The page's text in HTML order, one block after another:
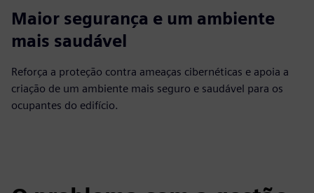
Maior segurança e um ambiente
mais saudável
Reforça a proteção contra ameaças cibernéticas e apoia a
criação de um ambiente mais seguro e saudável para os
ocupantes do edifício.